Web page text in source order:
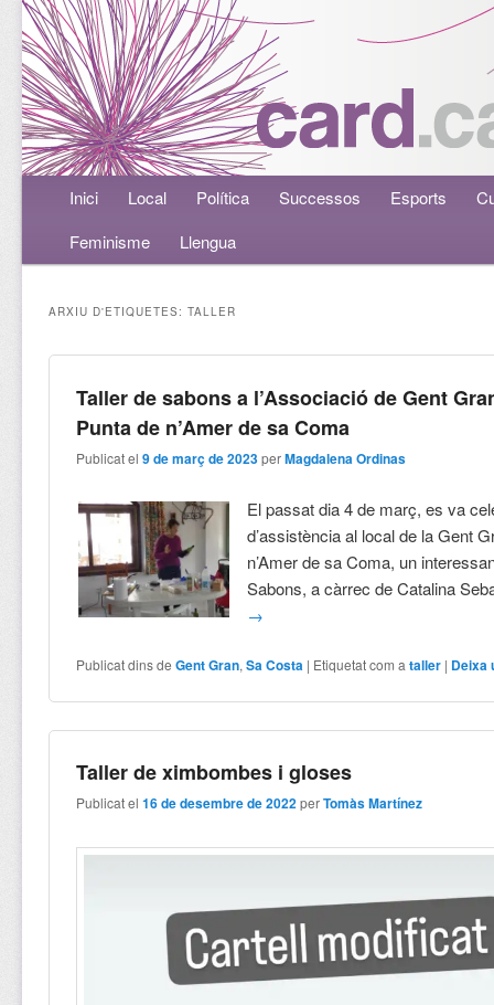
Menú principalAneu al contingut principal
Aneu al contingut secundari
Inici Local Política Successos Esports
Feminisme
Llengua
ARXIU D'ETIQUETES:TALLER
Taller de sabons a l’Associació de Gent
Punta de n’Amer de sa Coma
Publicat el9 de març de 2023 perMagdalena Ordinas
El passat dia 4 de març, es va
d’assistència al local de la Gent
n’Amer de sa Coma, un
Sabons, a càrrec de Catalina
→
Publicat dins de Gent Gran,Sa Costa | Etiquetat com a taller | Deixa
Taller de ximbombes i gloses
Publicat el16 de desembre de 2022 perTomàs Martínez